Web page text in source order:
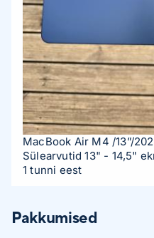
MacBook Air M4 /13”/
Sülearvutid 13" - 14,5"
1 tunni eest
Pakkumised